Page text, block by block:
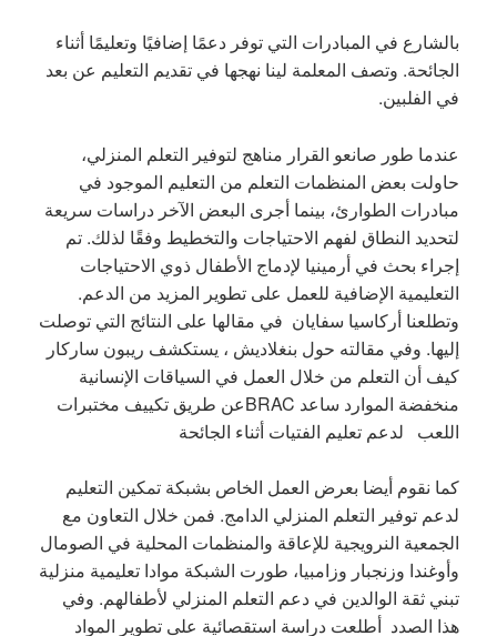
بالشارع في المبادرات التي توفر دعمًا إضافيًا وتعليمًا أثناء
الجائحة. وتصف المعلمة لينا نهجها في تقديم التعليم عن بعد
في الفلبين.
عندما طور صانعو القرار مناهج لتوفير التعلم المنزلي،
حاولت بعض المنظمات التعلم من التعليم الموجود في
مبادرات الطوارئ، بينما أجرى البعض الآخر دراسات سريعة
لتحديد النطاق لفهم الاحتياجات والتخطيط وفقًا لذلك. تم
إجراء بحث في أرمينيا لإدماج الأطفال ذوي الاحتياجات
التعليمية الإضافية للعمل على تطوير المزيد من الدعم.
وتطلعنا أركاسيا سفايان في مقالها على النتائج التي توصلت
إليها. وفي مقالته حول بنغلاديش ، يستكشف ريبون ساركار
كيف أن التعلم من خلال العمل في السياقات الإنسانية
منخفضة الموارد ساعد BRACعن طريق تكييف مختبرات
اللعب لدعم تعليم الفتيات أثناء الجائحة
كما نقوم أيضا بعرض العمل الخاص بشبكة تمكين التعليم
لدعم توفير التعلم المنزلي الدامج. فمن خلال التعاون مع
الجمعية النرويجية للإعاقة والمنظمات المحلية في الصومال
وأوغندا وزنجبار وزامبيا، طورت الشبكة موادا تعليمية منزلية
تبني ثقة الوالدين في دعم التعلم المنزلي لأطفالهم. وفي
هذا الصدد أطلعت دراسة استقصائية على تطوير المواد